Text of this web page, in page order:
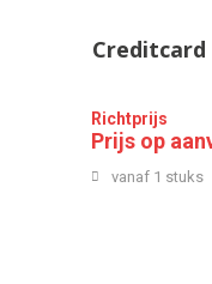
Richtprijs
Prijs op
vanaf 1 stuks